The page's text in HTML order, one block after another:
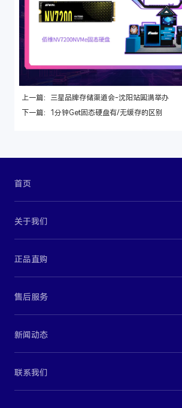
上一篇：三星品牌存储渠道会-沈阳站圆满举办
下一篇：1分钟Get固态硬盘有/无缓存的区别
首页
关于我们
正品直购
售后服务
新闻动态
联系我们